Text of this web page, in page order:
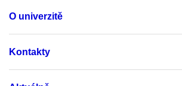
O univerzitě
Kontakty